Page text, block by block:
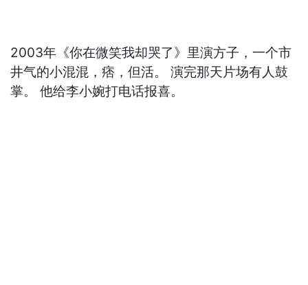
2003年《你在微笑我却哭了》里演方子，一个市
井气的小混混，痞，但活。 演完那天片场有人鼓
掌。 他给李小婉打电话报喜。